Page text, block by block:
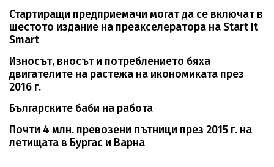
Стартиращи предприемачи могат да се включат в
шестото издание на преакселератора на Start It
Smart
Износът, вносът и потреблението бяха
двигателите на растежа на икономиката през
2016 г.
Българските баби на работа
Почти 4 млн. превозени пътници през 2015 г. на
летищата в Бургас и Варна